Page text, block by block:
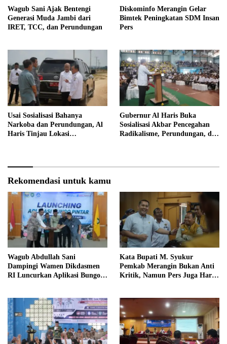
Wagub Sani Ajak Bentengi
Generasi Muda Jambi dari
IRET, TCC, dan Perundungan
Diskominfo Merangin Gelar
Bimtek Peningkatan SDM Insan
Pers
Usai Sosialisasi Bahanya
Narkoba dan Perundungan, Al
Haris Tinjau Lokasi
Gubernur Al Haris Buka
Sosialisasi Akbar Pencegahan
Radikalisme, Perundungan, dan
Rekomendasi untuk kamu
Wagub Abdullah Sani
Dampingi Wamen Dikdasmen
RI Luncurkan Aplikasi Bungo
Kata Bupati M. Syukur
Pemkab Merangin Bukan Anti
Kritik, Namun Pers Juga Harus